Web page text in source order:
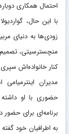
احتمال همکاری
با این حال،
زودی‌ها به دنیای
منچسترسیتی، تصمیم
کنار خانواده‌اش
مدیران
حضوری با او داشته
برنامه‌ای برای حضور
به اطرافیان خود